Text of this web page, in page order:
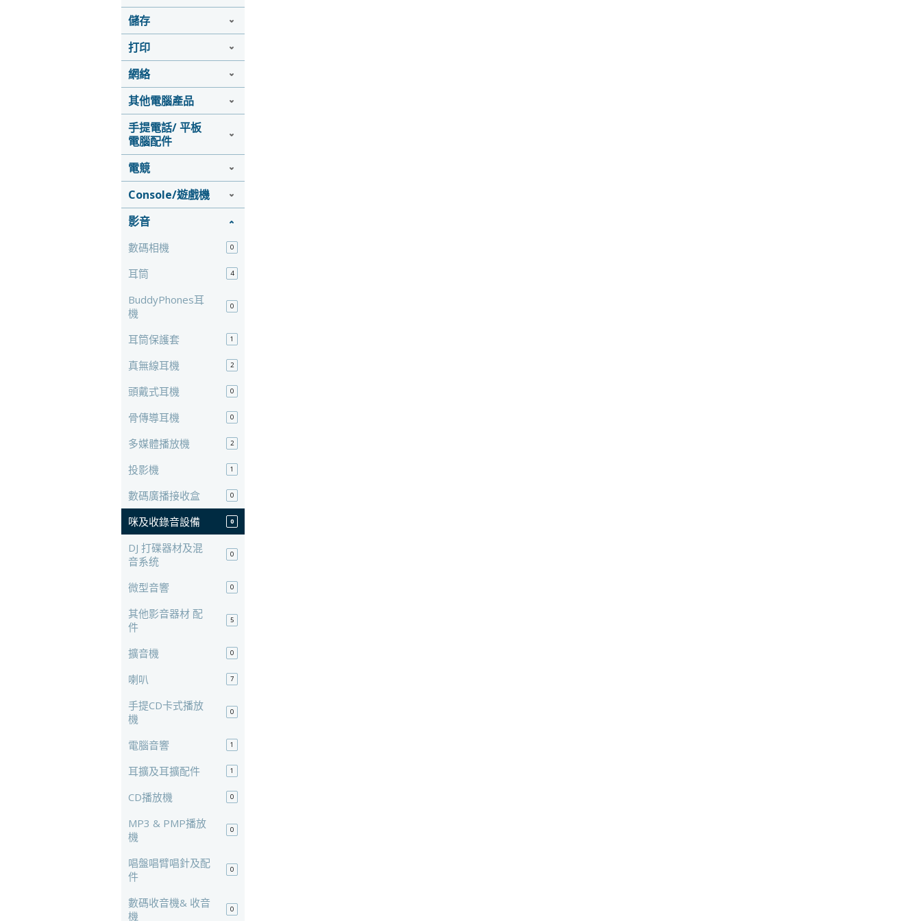
儲存
打印
網絡
其他電腦產品
手提電話/ 平板
電腦配件
電競
Console/遊戲機
影音
數碼相機 0
耳筒 4
BuddyPhones耳
機
0
耳筒保護套 1
真無線耳機 2
頭戴式耳機 0
骨傳導耳機 0
多媒體播放機 2
投影機 1
數碼廣播接收盒 0
咪及收錄音設備 0
DJ 打碟器材及混
音系统
0
微型音響 0
其他影音器材 配
件
5
擴音機 0
喇叭 7
手提CD卡式播放
機
0
電腦音響 1
耳擴及耳擴配件 1
CD播放機 0
MP3 & PMP播放
機
0
唱盤唱臂唱針及配
件
0
數碼收音機& 收音
機
0